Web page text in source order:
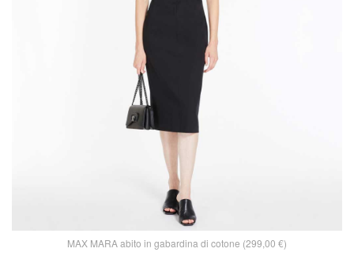
MAX MARA abito in gabardina di cotone (299,00 €)